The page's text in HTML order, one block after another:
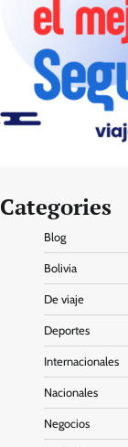
Categories
Blog
Bolivia
De viaje
Deportes
Internacionales
Nacionales
Negocios